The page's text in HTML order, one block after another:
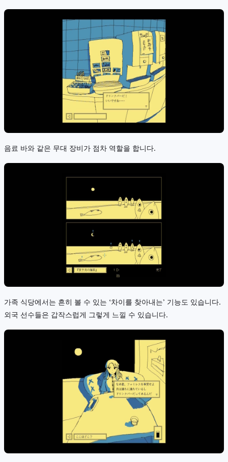
음료 바와 같은 무대 장비가 점차 역할을 합니다.
가족 식당에서는 흔히 볼 수 있는 ‘차이를 찾아내는’ 기능도 있습니다.
외국 선수들은 갑작스럽게 그렇게 느낄 수 있습니다.